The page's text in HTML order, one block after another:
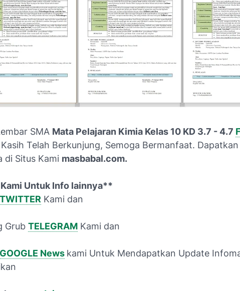
SMA Mata Pelajaran Kimia Kelas 10 KD 3.7 - 4.7
Telah Berkunjung, Semoga Bermanfaat.
di Situs Kami masbabal.com.
Untuk Info lainnya**
TWITTER Kami dan
Grub TELEGRAM Kami dan
GOOGLE News kami Untuk Mendapatkan Update